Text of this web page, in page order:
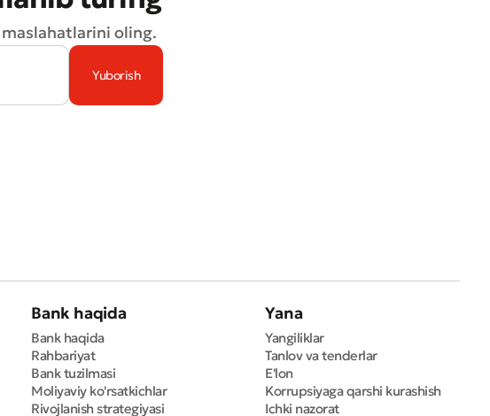
maslahatlarini oling.
Bank haqida
Bank haqida
Rahbariyat
Bank tuzilmasi
Moliyaviy ko'rsatkichlar
Rivojlanish strategiyasi
Yana
Yangiliklar
Tanlov va tenderlar
E'lon
Korrupsiyaga qarshi kurashish
Ichki nazorat